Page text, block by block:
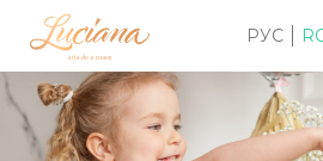
РУС